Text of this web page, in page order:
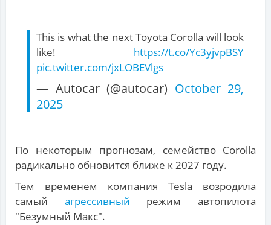
This is what the next Toyota Corolla will look
like! https://t.co/Yc3yjvpBSY
pic.twitter.com/jxLOBEVlgs
— Autocar (@autocar) October 29,
2025
По некоторым прогнозам, семейство Corolla
радикально обновится ближе к 2027 году.
Тем временем компания Tesla возродила
самый агрессивный режим автопилота
"Безумный Макс".